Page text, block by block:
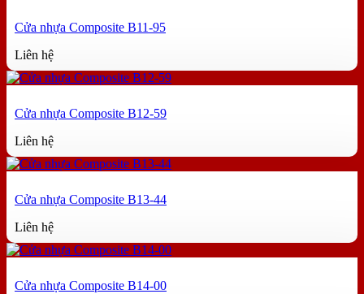
Cửa nhựa Composite B11-95
Liên hệ
Cửa nhựa Composite B12-59
Liên hệ
Cửa nhựa Composite B13-44
Liên hệ
Cửa nhựa Composite B14-00